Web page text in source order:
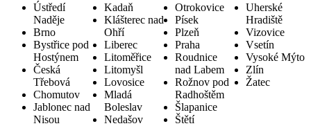
Ústředí
Naděje
Brno
Bystřice pod
Hostýnem
Česká
Třebová
Chomutov
Jablonec nad
Nisou
Kadaň
Klášterec nad
Ohří
Liberec
Litoměřice
Litomyšl
Lovosice
Mladá
Boleslav
Nedašov
Otrokovice
Písek
Plzeň
Praha
Roudnice
nad Labem
Rožnov pod
Radhoštěm
Šlapanice
Štětí
Uherské
Hradiště
Vizovice
Vsetín
Vysoké Mýto
Zlín
Žatec